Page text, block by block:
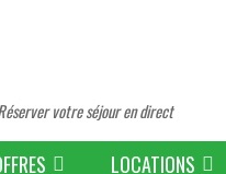
votre séjour en direct
LOCATIONS